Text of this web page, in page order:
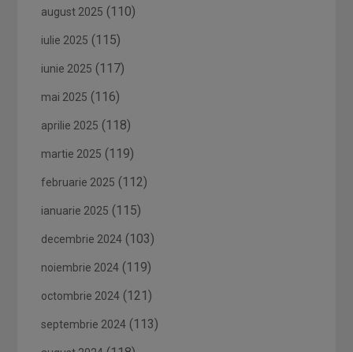
august 2025 (110)
iulie 2025 (115)
iunie 2025 (117)
mai 2025 (116)
aprilie 2025 (118)
martie 2025 (119)
februarie 2025 (112)
ianuarie 2025 (115)
decembrie 2024 (103)
noiembrie 2024 (119)
octombrie 2024 (121)
septembrie 2024 (113)